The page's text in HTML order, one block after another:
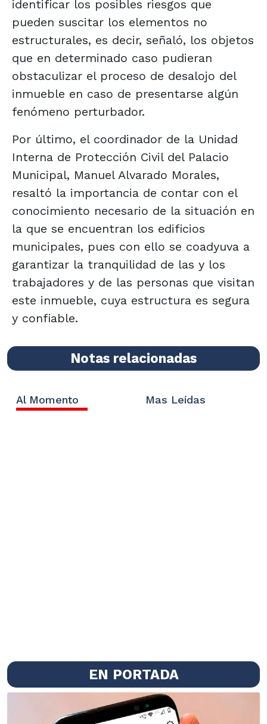
identificar los posibles riesgos que
pueden suscitar los elementos no
estructurales, es decir, señaló, los objetos
que en determinado caso pudieran
obstaculizar el proceso de desalojo del
inmueble en caso de presentarse algún
fenómeno perturbador.
Por último, el coordinador de la Unidad
Interna de Protección Civil del Palacio
Municipal, Manuel Alvarado Morales,
resaltó la importancia de contar con el
conocimiento necesario de la situación en
la que se encuentran los edificios
municipales, pues con ello se coadyuva a
garantizar la tranquilidad de las y los
trabajadores y de las personas que visitan
este inmueble, cuya estructura es segura
y confiable.
Notas relacionadas
Al Momento Mas Leídas
EN PORTADA